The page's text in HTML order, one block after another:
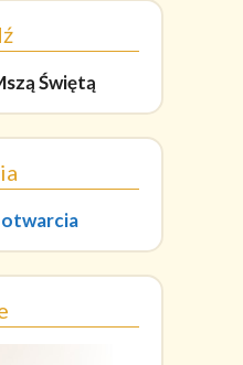
Świętą
otwarcia